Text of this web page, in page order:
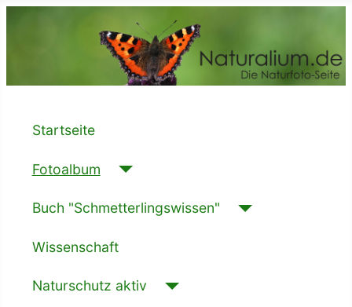
Startseite
Fotoalbum
Buch "Schmetterlingswissen"
Wissenschaft
Naturschutz aktiv